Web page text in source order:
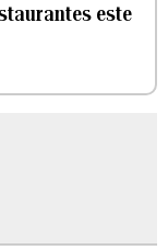
este